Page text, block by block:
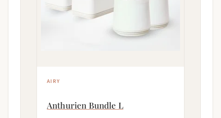
AIRY
Anthurien Bundle L